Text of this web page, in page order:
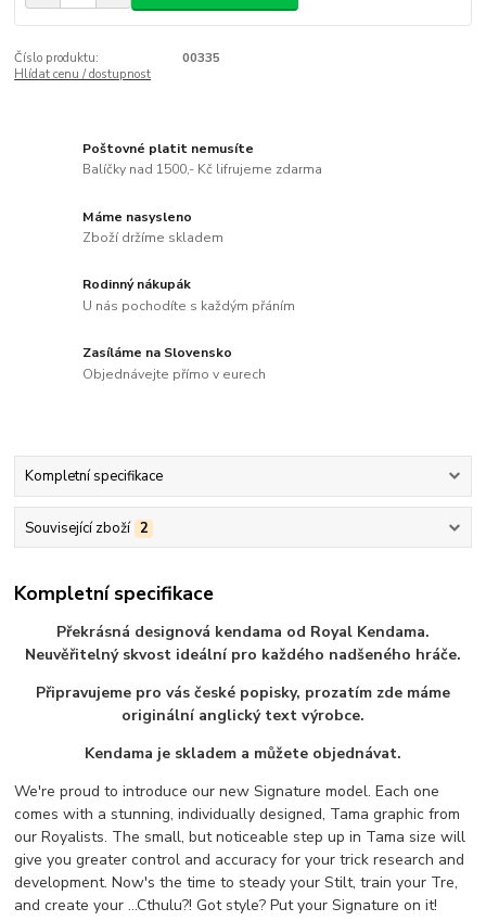
Číslo produktu:
00335
Hlídat cenu / dostupnost
Poštovné platit nemusíte
Balíčky nad 1500,- Kč lifrujeme zdarma
Máme nasysleno
Zboží držíme skladem
Rodinný nákupák
U nás pochodíte s každým přáním
Zasíláme na Slovensko
Objednávejte přímo v eurech
Kompletní specifikace
Související zboží 2
Kompletní specifikace
Překrásná designová kendama od Royal Kendama.
Neuvěřitelný skvost ideální pro každého nadšeného hráče.
Připravujeme pro vás české popisky, prozatím zde máme
originální anglický text výrobce.
Kendama je skladem a můžete objednávat.
We're proud to introduce our new Signature model. Each one
comes with a stunning, individually designed, Tama graphic from
our Royalists. The small, but noticeable step up in Tama size will
give you greater control and accuracy for your trick research and
development. Now's the time to steady your Stilt, train your Tre,
and create your ...Cthulu?! Got style? Put your Signature on it!